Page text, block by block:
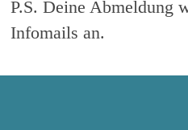
P.S. Deine Abmeldung
Infomails an.